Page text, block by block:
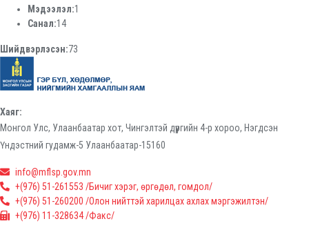
Мэдээлэл:1
Санал:14
Шийдвэрлэсэн:73
Хаяг:
Монгол Улс, Улаанбаатар хот, Чингэлтэй дүүргийн 4-р хороо, Нэгдсэн
Үндэстний гудамж-5 Улаанбаатар-15160
info@mflsp.gov.mn
+(976) 51-261553 /Бичиг хэрэг, өргөдөл, гомдол/
+(976) 51-260200 /Олон нийттэй харилцах ахлах мэргэжилтэн/
+(976) 11-328634 /Факс/